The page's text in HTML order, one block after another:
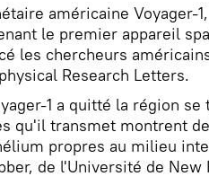
américaine Voyager-
le premier appareil
les chercheurs
Research Letters.
1 a quitté la région
qu'il transmet montrent
propres au milieu
de l'Université de